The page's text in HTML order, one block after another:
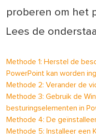
proberen om het
Lees de
Methode 1: Herstel de
PowerPoint kan worden
Methode 2: Verander de
Methode 3: Gebruik de
besturingselementen in
Methode 4: De
Methode 5: Installeer een